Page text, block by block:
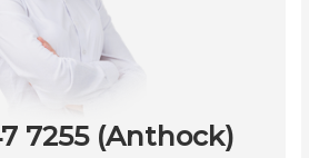
7255 (Anthock)